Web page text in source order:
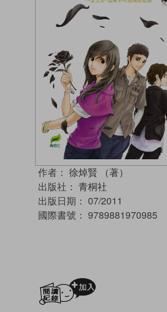
作者： 徐焯賢 （著）
出版社： 青桐社
出版日期： 07/2011
國際書號： 9789881970985